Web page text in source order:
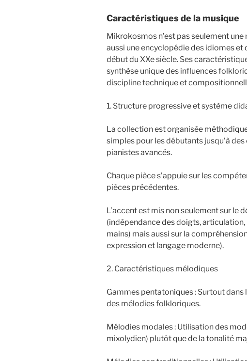
Caractéristiques de la musique
Mikrokosmos n’est pas seulement
aussi une encyclopédie des idiomes
début du XXe siècle. Ses
synthèse unique des influences
discipline technique et
1. Structure progressive et système
La collection est organisée
simples pour les débutants jusqu’à
pianistes avancés.
Chaque pièce s’appuie sur les
pièces précédentes.
L’accent est mis non seulement sur le
(indépendance des doigts,
mains) mais aussi sur la
expression et langage moderne).
2. Caractéristiques mélodiques
Gammes pentatoniques : Surtout
des mélodies folkloriques.
Mélodies modales : Utilisation des
mixolydien) plutôt que de la tonalité